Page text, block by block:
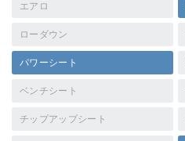
エアロ
ローダウン
パワーシート
ベンチシート
チップアップシート